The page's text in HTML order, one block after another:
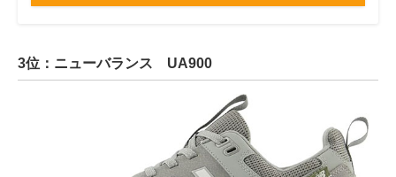
3位：ニューバランス UA900